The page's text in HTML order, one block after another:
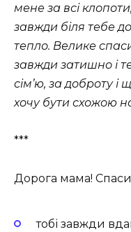
мене за всі
завжди біля тебе
тепло. Велике
завжди затишно і
сім’ю, за доброту і
хочу бути схожою
***
Дорога мама!
тобі завжди